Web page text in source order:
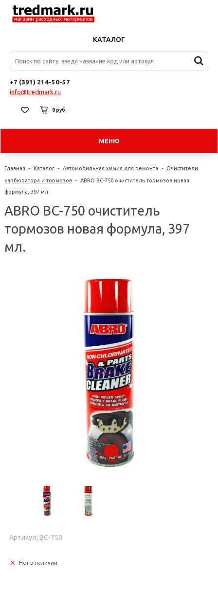
КАТАЛОГ
+7 (391) 214-50-57
info@tredmark.ru
0 руб.
МЕНЮ
Главная - Каталог - Автомобильная химия для ремонта - Очистители
карбюратора и тормозов - ABRO BC-750 oчиститель тормозов новая
формула, 397 мл.
ABRO BC-750 oчиститель
тормозов новая формула, 397
мл.
Артикул: BC-750
Нет в наличии